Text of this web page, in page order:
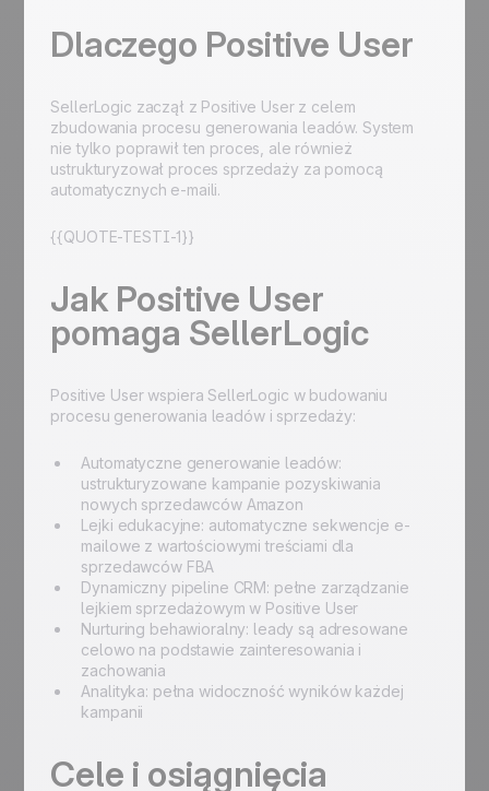
Dlaczego Positive User
SellerLogic zaczął z Positive User z celem
zbudowania procesu generowania leadów. System
nie tylko poprawił ten proces, ale również
ustrukturyzował proces sprzedaży za pomocą
automatycznych e-maili.
{{QUOTE-TESTI-1}}
Jak Positive User
pomaga SellerLogic
Positive User wspiera SellerLogic w budowaniu
procesu generowania leadów i sprzedaży:
Automatyczne generowanie leadów:
ustrukturyzowane kampanie pozyskiwania
nowych sprzedawców Amazon
Lejki edukacyjne: automatyczne sekwencje e-
mailowe z wartościowymi treściami dla
sprzedawców FBA
Dynamiczny pipeline CRM: pełne zarządzanie
lejkiem sprzedażowym w Positive User
Nurturing behawioralny: leady są adresowane
celowo na podstawie zainteresowania i
zachowania
Analityka: pełna widoczność wyników każdej
kampanii
Cele i osiągnięcia